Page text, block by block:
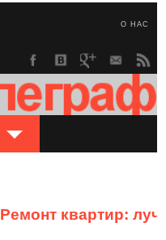
О НАС
Ремонт квартир: